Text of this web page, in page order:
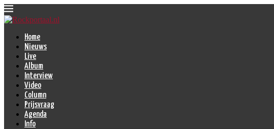
Home
Nieuws
Live
Album
Interview
Video
Column
Prijsvraag
Agenda
Info